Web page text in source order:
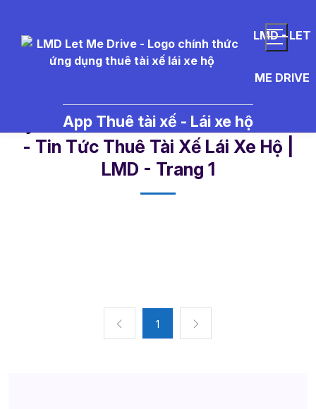
LMD - LET
ME DRIVE
App Thuê tài xế - Lái xe hộ
- Tin Tức Thuê Tài Xế Lái Xe Hộ |
LMD - Trang 1​
1